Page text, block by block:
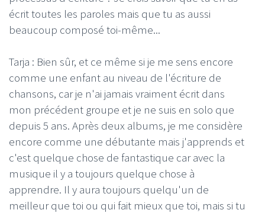
écrit toutes les paroles mais que tu as aussi
beaucoup composé toi-même...
Tarja : Bien sûr, et ce même si je me sens encore
comme une enfant au niveau de l'écriture de
chansons, car je n'ai jamais vraiment écrit dans
mon précédent groupe et je ne suis en solo que
depuis 5 ans. Après deux albums, je me considère
encore comme une débutante mais j'apprends et
c'est quelque chose de fantastique car avec la
musique il y a toujours quelque chose à
apprendre. Il y aura toujours quelqu'un de
meilleur que toi ou qui fait mieux que toi, mais si tu